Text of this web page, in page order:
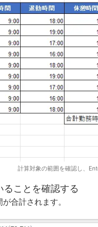
計算対象の範囲を確認し、
ことを確認する
合計されます。